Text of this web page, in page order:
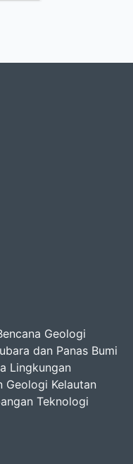
Geologi
dan Panas Bumi
Lingkungan
Geologi Kelautan
Teknologi